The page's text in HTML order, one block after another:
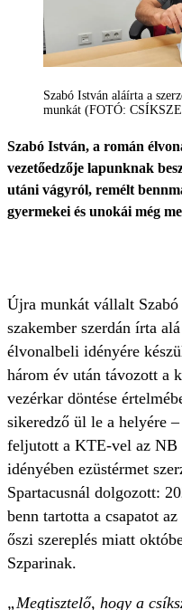
Szabó István aláírta a
munkát (FOTÓ:
Szabó István, a román
vezetőedzője lapunknak
utáni vágyról, remélt
gyermekei és unokái még
Újra munkát vállalt
szakember szerdán írta
élvonalbeli idényére
három év után távozott a
vezérkar döntése
sikeredző ül le a helyére
feljutott a KTE-vel az NB
idényében ezüstérmet
Spartacusnál dolgozott:
benn tartotta a csapatot
őszi szereplés miatt
Szparinak.
„Megtisztelő, hogy a